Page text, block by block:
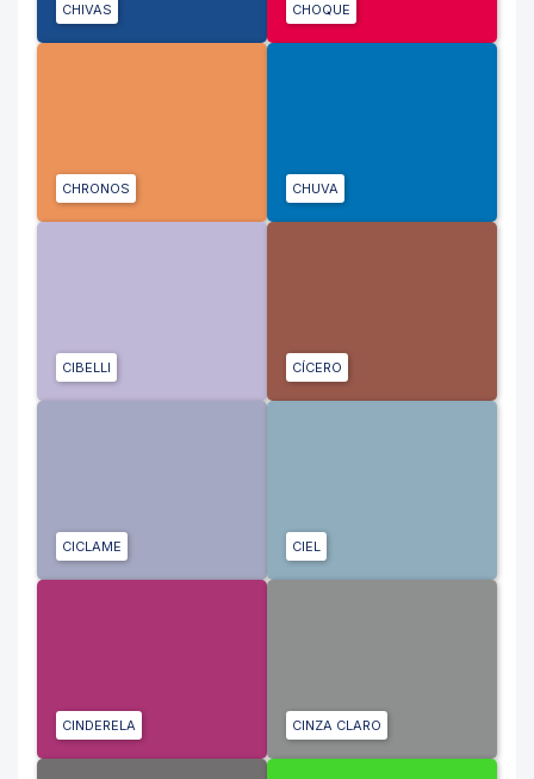
CHIVAS CHOQUE
CHRONOS CHUVA
CIBELLI CÍCERO
CICLAME CIEL
CINDERELA CINZA CLARO